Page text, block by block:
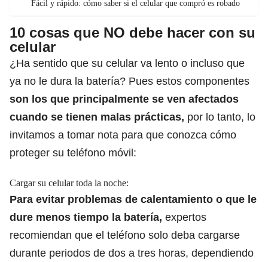
Fácil y rápido: cómo saber si el celular que compró es robado
10 cosas que NO debe hacer con su
celular
¿Ha sentido que su celular va lento o incluso que
ya no le dura la batería? Pues estos componentes
son los que principalmente se ven afectados
cuando se tienen malas prácticas, por lo tanto, lo
invitamos a tomar nota para que conozca cómo
proteger su teléfono móvil:
Cargar su celular toda la noche:
Para evitar problemas de calentamiento o que le
dure menos tiempo la batería, expertos
recomiendan que el teléfono solo deba cargarse
durante periodos de dos a tres horas, dependiendo